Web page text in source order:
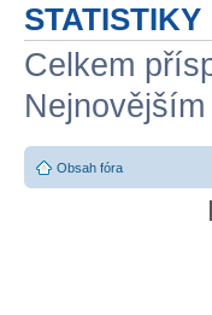
STATISTIKY
Celkem
Obsah fóra